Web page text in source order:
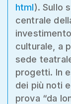
html). Sullo
centrale
culturale, a
sede
progetti. In
dei più noti
prova “da